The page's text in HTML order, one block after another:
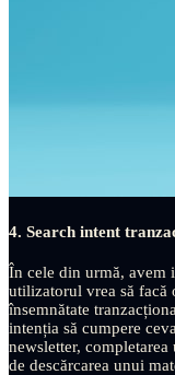
4. Search intent
În cele din urmă, avem
utilizatorul vrea să facă
însemnătate
intenția să cumpere
newsletter,
de descărcarea unui